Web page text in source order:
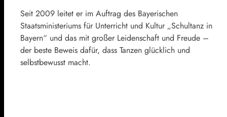
Seit 2009 leitet er im Auftrag des Bayerischen
Staatsministeriums für Unterricht und Kultur „Schultanz in
Bayern“ und das mit großer Leidenschaft und Freude –
der beste Beweis dafür, dass Tanzen glücklich und
selbstbewusst macht.